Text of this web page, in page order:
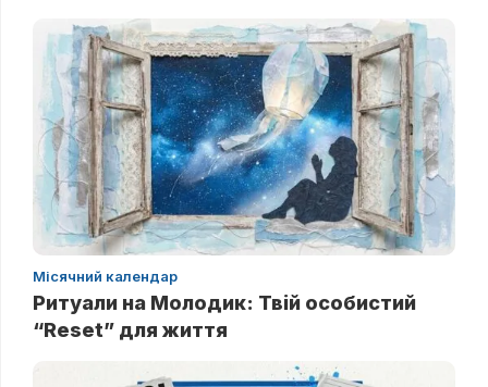
Місячний календар
Ритуали на Молодик: Твій особистий
“Reset” для життя